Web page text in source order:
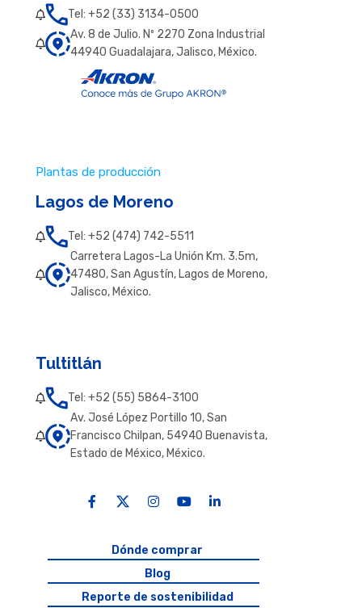
Tel: +52 (33) 3134-0500
Av. 8 de Julio. Nº 2270 Zona Industrial
44940 Guadalajara, Jalisco, México.
Plantas de producción
Lagos de Moreno
Tel: +52 (474) 742-5511
Carretera Lagos-La Unión Km. 3.5m,
47480, San Agustín, Lagos de Moreno,
Jalisco, México.
Tultitlán
Tel: +52 (55) 5864-3100
Av. José López Portillo 10, San
Francisco Chilpan, 54940 Buenavista,
Estado de México, México.
Dónde comprar
Blog
Reporte de sostenibilidad